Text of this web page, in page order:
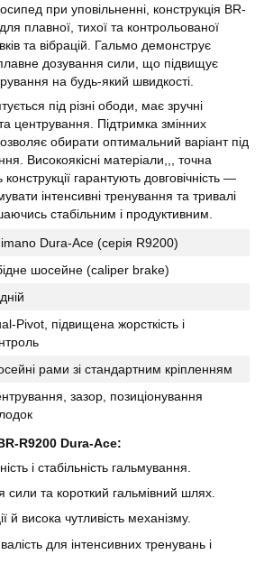
при уповільненні, конструкція BR-
плавної, тихої та контрольованої
та вібрацій. Гальмо демонструє
плавне дозування сили, що підвищує
на будь-який швидкості.
під різні ободи, має зручні
центрування. Підтримка змінних
обирати оптимальний варіант під
Високоякісні матеріали,,, точна
гарантують довговічність —
інтенсивні тренування та тривалі
стабільним і продуктивним.
Dura-Ace (серія R9200)
шосейне (caliper brake)
Pivot, підвищена жорсткість і
рами зі стандартним кріпленням
зазор, позиціонування
R9200 Dura-Ace:
і стабільність гальмування.
сили та короткий гальмівний шлях.
й висока чутливість механізму.
для інтенсивних тренувань і